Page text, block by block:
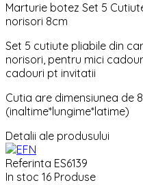
Marturie botez Set 5
norisori 8cm
Set 5 cutiute pliabile din
norisori, pentru mici
cadouri pt invitatii
Cutia are dimensiunea de
(inaltime*lungime*latime)
Detalii ale produsului
Referinta ES6139
In stoc 16 Produse